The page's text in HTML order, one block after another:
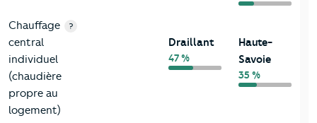
Chauffage
central
individuel
(chaudière
propre au
logement)
?
Draillant
47 %
Haute-
Savoie
35 %